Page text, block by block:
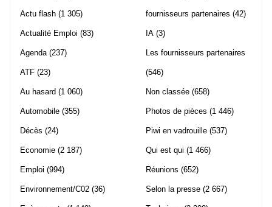
Actu flash (1 305)
Actualité Emploi (83)
Agenda(237)
ATF (23)
Au hasard (1 060)
Automobile (355)
Décès (24)
Economie (2 187)
Emploi (994)
Environnement/C02 (36)
fournisseurs partenaires (42)
IA (3)
Les fournisseurs partenaires
(546)
Non classée (658)
Photos de pièces (1 446)
Piwi en vadrouille (537)
Qui est qui (1 466)
Réunions (652)
Selon la presse (2 667)